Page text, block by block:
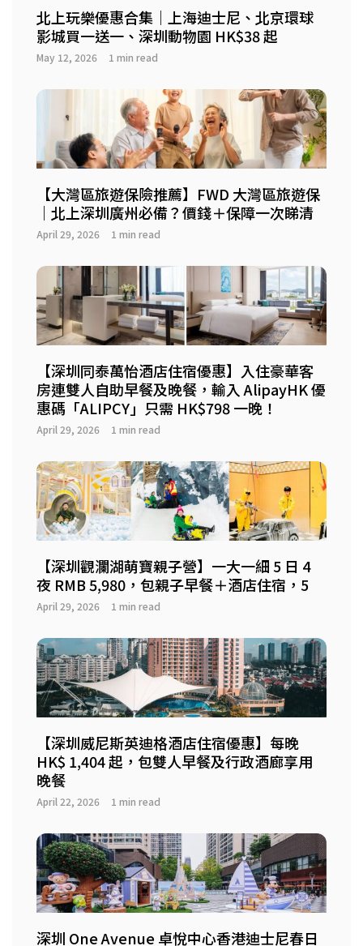
北上玩樂優惠合集｜上海迪士尼、北京環球
影城買一送一、深圳動物園 HK$38 起
May 12, 2026 1 min read
【大灣區旅遊保險推薦】FWD 大灣區旅遊保
｜北上深圳廣州必備？價錢＋保障一次睇清
April 29, 2026 1 min read
【深圳同泰萬怡酒店住宿優惠】入住豪華客
房連雙人自助早餐及晚餐，輸入 AlipayHK 優
惠碼「ALIPCY」只需 HK$798 一晚！
April 29, 2026 1 min read
【深圳觀瀾湖萌寶親子營】一大一細 5 日 4
夜 RMB 5,980，包親子早餐＋酒店住宿，5
April 29, 2026 1 min read
【深圳威尼斯英迪格酒店住宿優惠】每晚
HK$ 1,404 起，包雙人早餐及行政酒廊享用
晚餐
April 22, 2026 1 min read
深圳 One Avenue 卓悅中心香港迪士尼春日